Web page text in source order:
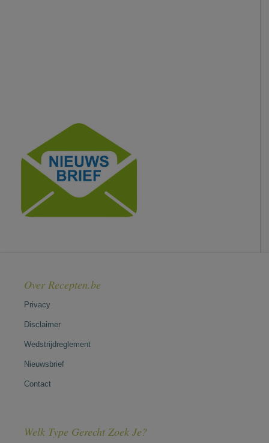
Over Recepten.be
Privacy
Disclaimer
Wedstrijdreglement
Nieuwsbrief
Contact
Welk Type Gerecht Zoek Je?